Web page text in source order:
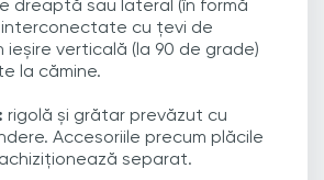
dreaptă sau lateral (în formă
interconectate cu țevi de
ieșire verticală (la 90 de grade)
la cămine.
rigolă și grătar prevăzut cu
Accesoriile precum plăcile
separat.